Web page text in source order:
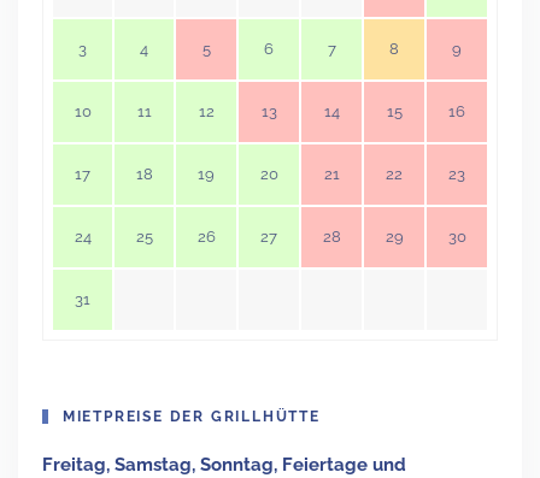
3 4 5 6 7 8 9
10 11 12 13 14 15 16
17 18 19 20 21 22 23
24 25 26 27 28 29 30
31
MIETPREISE DER GRILLHÜTTE
Freitag, Samstag, Sonntag, Feiertage und